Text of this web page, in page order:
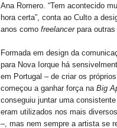
Ana Romero. “Tem acontecido
hora certa”, conta ao Culto a
anos como freelancer para
Formada em design da
para Nova Iorque há
em Portugal – de criar os
começou a ganhar força na Big
conseguiu juntar uma
eram utilizados nos mais
–, mas nem sempre a artista se